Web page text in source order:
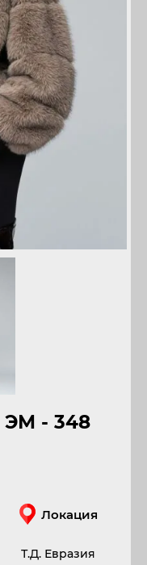
ЭМ - 348
Локация
Т.Д. Евразия